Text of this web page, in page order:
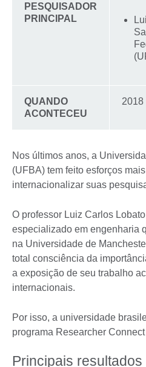
PESQUISADOR
PRINCIPAL
QUANDO
ACONTECEU
2018
Nos últimos anos, a
(UFBA) tem feito esforços
internacionalizar suas
O professor Luiz Carlos
especializado em engenharia
na Universidade de
total consciência da
a exposição de seu trabalho
internacionais.
Por isso, a universidade
programa Researcher
Principais resultados